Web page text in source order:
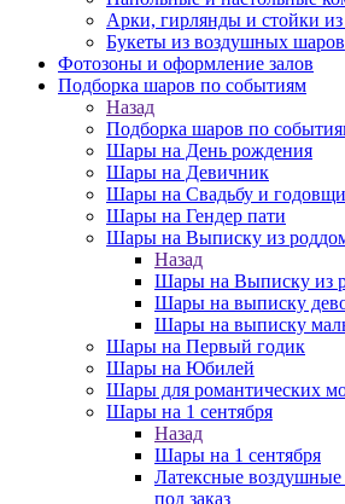
Арки, гирлянды и стойки
Букеты из воздушных шаров
Фотозоны и оформление залов
Подборка шаров по событиям
Назад
Подборка шаров по
Шары на День рождения
Шары на Девичник
Шары на Свадьбу и
Шары на Гендер пати
Шары на Выписку из
Назад
Шары на Выписку из
Шары на выписку
Шары на выписку
Шары на Первый годик
Шары на Юбилей
Шары для романтических
Шары на 1 сентября
Назад
Шары на 1 сентября
Латексные
под заказ